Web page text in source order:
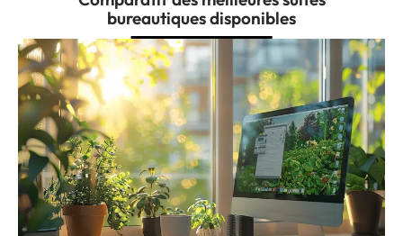
bureautiques disponibles